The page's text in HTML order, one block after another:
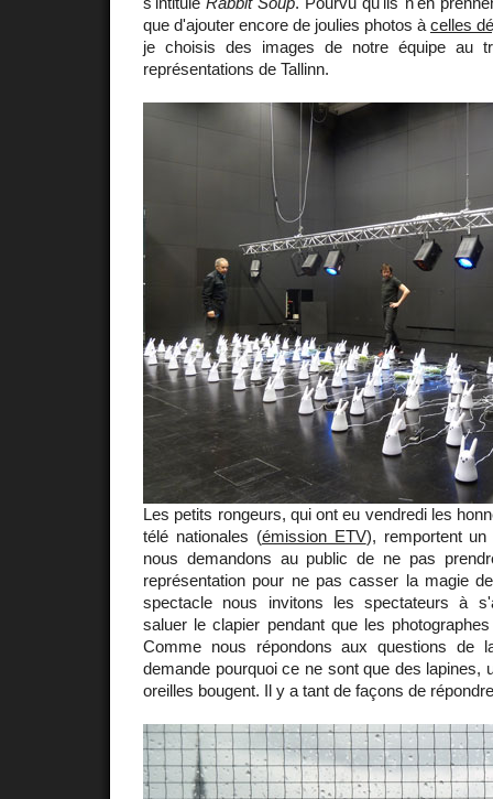
que d'ajouter encore de joulies photos à celles
je choisis des images de notre équipe au
représentations de Tallinn.
Les petits rongeurs, qui ont eu vendredi les
télé nationales (émission ETV), remportent
nous demandons au public de ne pas
représentation pour ne pas casser la magie
spectacle nous invitons les spectateurs à
saluer le clapier pendant que les
Comme nous répondons aux questions de
demande pourquoi ce ne sont que des lapines,
oreilles bougent. Il y a tant de façons de